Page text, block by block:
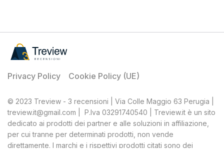
Privacy Policy Cookie Policy (UE)
© 2023 Treview - 3 recensioni | Via Colle Maggio 63 Perugia |
treview.it@gmail.com | P.Iva 03291740540 | Treview.it è un sito
dedicato ai prodotti dei partner e alle soluzioni in affiliazione,
per cui tranne per determinati prodotti, non vende
direttamente. I marchi e i rispettivi prodotti citati sono dei